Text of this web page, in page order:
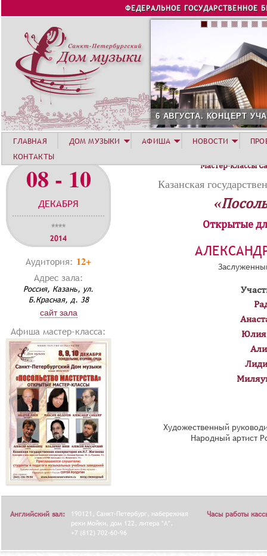
Jump to navigation
ФЕДЕРАЛЬНОЕ ГОСУДАРСТВЕННОЕ
6 АВГУСТА. КОНЦЕРТ УЧАСТНИКОВ
08 - 10
ДЕКАБРЯ
****
2014
Аудитория: 12+
Адрес зала:
Россия, Казань, ул.
Б.Красная, д. 38
сайт зала
Афиша мастер-класса:
Мастер-классы
Казанская
Открытые
Юлия
Художественный
Народный артист
ГЛАВНАЯ ДОМ МУЗЫКИ АФИША НОВОСТИ
КОНТАКТЫ
Английский зал:
190121, Санкт-Петербург, набережная
реки Мойки, дом 122, литера "А".
+7 (812) 702-60-96
Часы работы